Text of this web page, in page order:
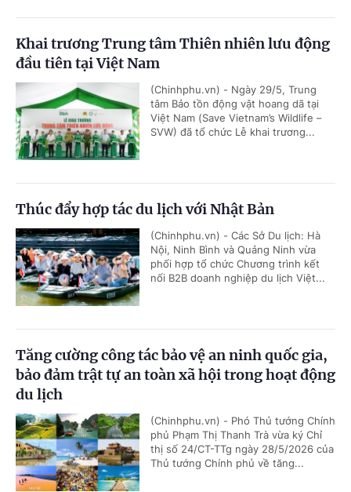
Khai trương Trung tâm Thiên nhiên lưu động
đầu tiên tại Việt Nam
(Chinhphu.vn) - Ngày 29/5, Trung
tâm Bảo tồn động vật hoang dã tại
Việt Nam (Save Vietnam’s Wildlife –
SVW) đã tổ chức Lễ khai trương...
Thúc đẩy hợp tác du lịch với Nhật Bản
(Chinhphu.vn) - Các Sở Du lịch: Hà
Nội, Ninh Bình và Quảng Ninh vừa
phối hợp tổ chức Chương trình kết
nối B2B doanh nghiệp du lịch Việt...
Tăng cường công tác bảo vệ an ninh quốc gia,
bảo đảm trật tự an toàn xã hội trong hoạt động
du lịch
(Chinhphu.vn) - Phó Thủ tướng Chính
phủ Phạm Thị Thanh Trà vừa ký Chỉ
thị số 24/CT-TTg ngày 28/5/2026 của
Thủ tướng Chính phủ về tăng...